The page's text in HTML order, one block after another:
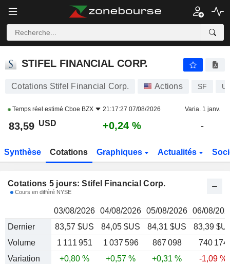
STIFEL FINANCIAL CORP. 83,59
STIFEL FINANCIAL CORP.
Cotations Stifel Financial Corp. Actions SF
Temps réel estimé Cboe BZX 21:17:27 07/08/2026 Varia. 1 janv.
83,59 USD +0,24 % -
Synthèse Cotations Graphiques Actualités
Cotations 5 jours: Stifel Financial Corp.
Cours en différé NYSE
03/08/2026 04/08/2026 05/08/2026 06/08/
Dernier
83,57 $US 84,05 $US 84,31 $US
83,39
Volume
1 111 951 1 037 596 867 098
740 174
Variation
+0,80 % +0,57 % +0,31 %
-1,09 %